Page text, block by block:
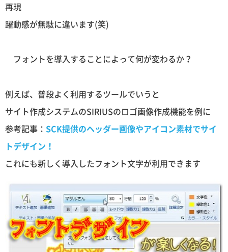
再現
躍動感が無駄に違います(笑)
フォントを導入することによって何が変わるか？
例えば、普段よく利用するツールでいうと
サイト作成システムのSIRIUSのロゴ画像作成機能を例に
参考記事： SCK提供のヘッダー画像やアイコン素材でサイ
トデザイン！
これにも新しく導入したフォント文字が利用できます